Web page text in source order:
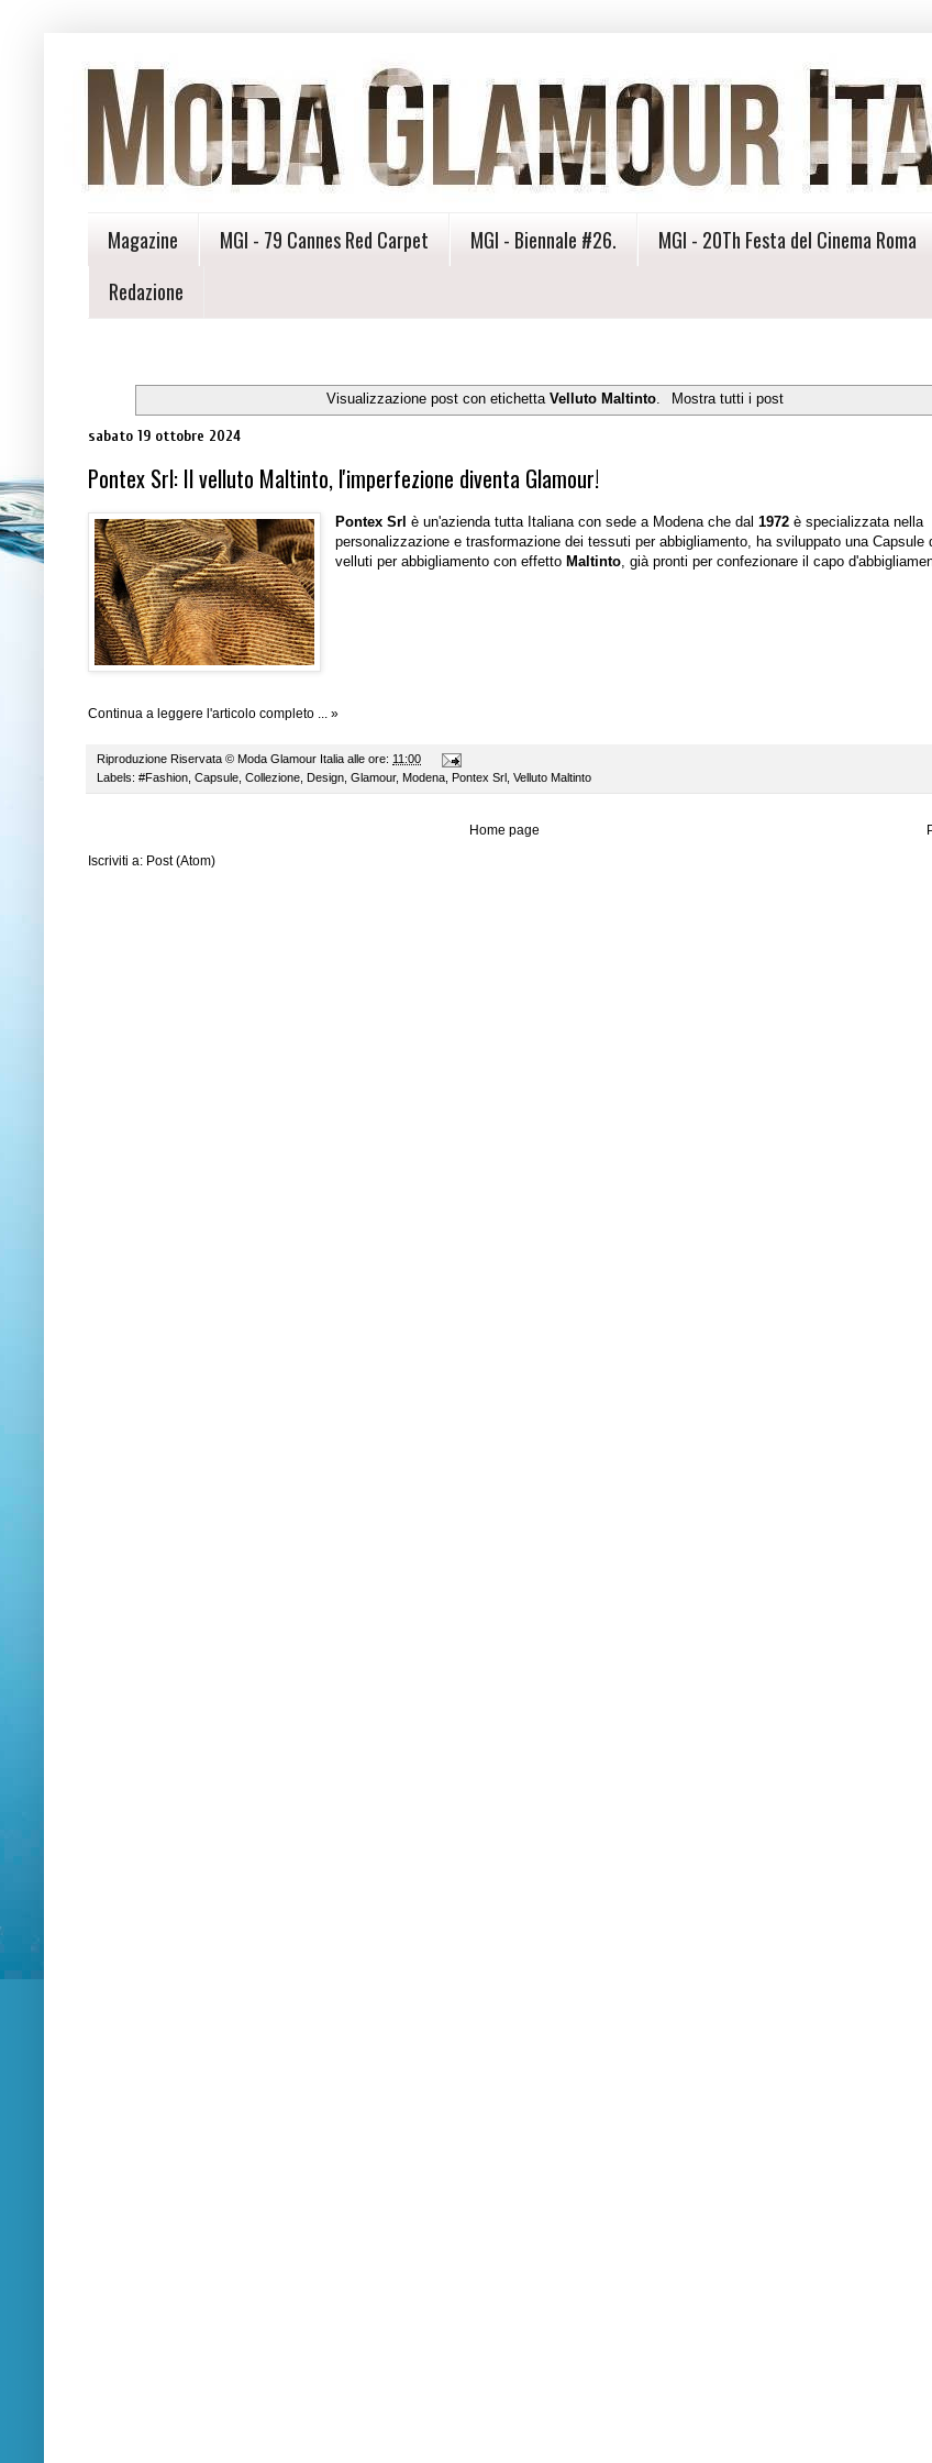
Magazine MGI - 79 Cannes Red Carpet MGI - Biennale #26. MGI - 20Th Festa del Cinema Roma
Redazione
Visualizzazione post con etichettaVelluto Maltinto. Mostra tutti i post
sabato 19 ottobre 2024
Pontex Srl: Il velluto Maltinto, l'imperfezione diventa Glamour!
Pontex Srl è un'azienda tutta Italiana con sede a Modena che dal 1972 è specializzata nella
personalizzazione e trasformazione dei tessuti per abbigliamento, ha sviluppato una Capsule
velluti per abbigliamento con effetto Maltinto, già pronti per confezionare il capo
Continua a leggere l'articolo completo ... »
Riproduzione Riservata © Moda Glamour Italia alle ore: 11:00
Labels: #Fashion, Capsule, Collezione, Design, Glamour, Modena, Pontex Srl , Velluto Maltinto
Home page
Iscriviti a: Post (Atom)